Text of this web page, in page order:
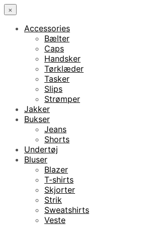
×
Accessories
Bælter
Caps
Handsker
Tørklæder
Tasker
Slips
Strømper
Jakker
Bukser
Jeans
Shorts
Undertøj
Bluser
Blazer
T-shirts
Skjorter
Strik
Sweatshirts
Veste